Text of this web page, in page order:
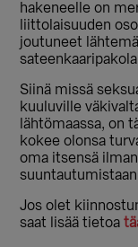
hakeneelle on
liittolaisuuden
joutuneet
Siinä missä
kuuluville
lähtömaassa, on
kokee olonsa
oma itsensä
Jos olet
saat lisää tietoa